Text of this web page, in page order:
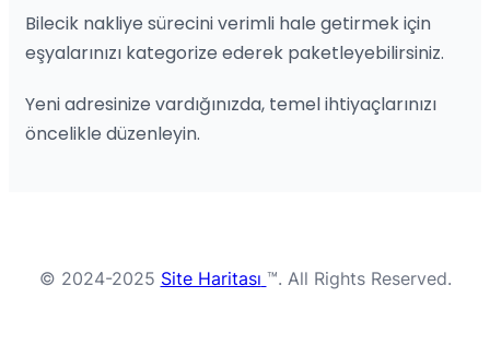
Bilecik nakliye sürecini verimli hale getirmek için
eşyalarınızı kategorize ederek paketleyebilirsiniz.
Yeni adresinize vardığınızda, temel ihtiyaçlarınızı
öncelikle düzenleyin.
© 2024-2025 Site Haritası ™. All Rights Reserved.